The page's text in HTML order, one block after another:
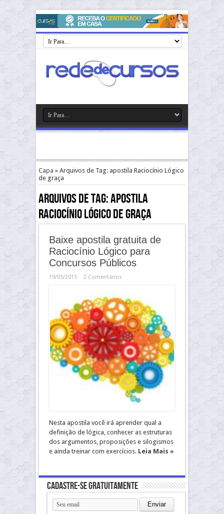
Capa » Arquivos de Tag: apostila Raciocínio Lógico
de graça
Arquivos de Tag:apostila
Raciocínio Lógico de graça
Baixe apostila gratuita de
Raciocínio Lógico para
Concursos Públicos
19/05/2015 2 Comentários
Nesta apostila você irá aprender qual a
definição de lógica, conhecer as estruturas
dos argumentos, proposições e silogismos
e ainda treinar com exercícios. Leia Mais »
Cadastre-se gratuitamente